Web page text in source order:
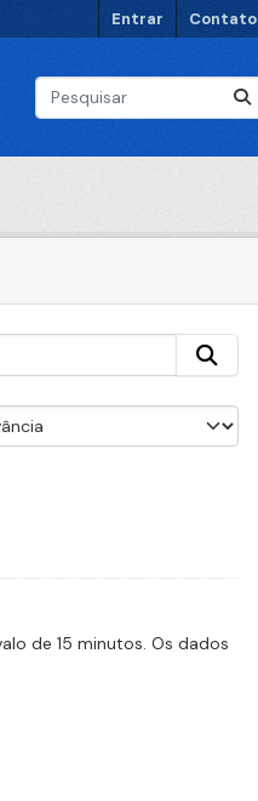
Entrar Contato
de 15 minutos. Os dados